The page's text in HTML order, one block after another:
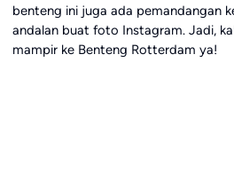
benteng ini juga ada pemandangan
andalan buat foto Instagram. Jadi,
mampir ke Benteng Rotterdam ya!